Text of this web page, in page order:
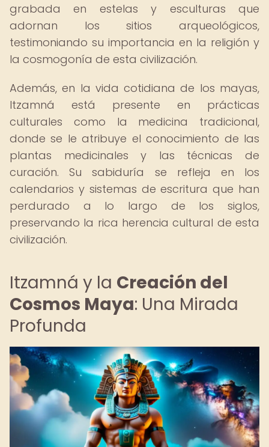
grabada en estelas y esculturas que
adornan los sitios arqueológicos,
testimoniando su importancia en la religión y
la cosmogonía de esta civilización.
Además, en la vida cotidiana de los mayas,
Itzamná está presente en prácticas
culturales como la medicina tradicional,
donde se le atribuye el conocimiento de las
plantas medicinales y las técnicas de
curación. Su sabiduría se refleja en los
calendarios y sistemas de escritura que han
perdurado a lo largo de los siglos,
preservando la rica herencia cultural de esta
civilización.
Itzamná y la Creación del
Cosmos Maya: Una Mirada
Profunda